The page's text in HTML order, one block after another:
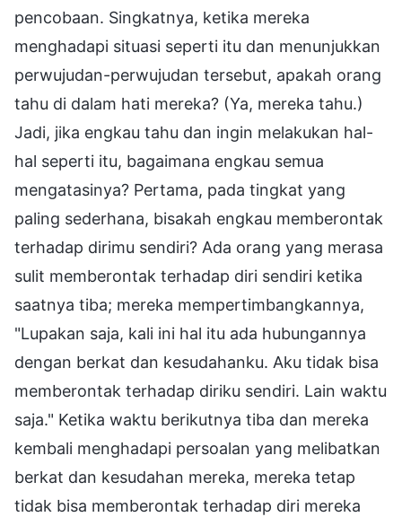
pencobaan. Singkatnya, ketika mereka
menghadapi situasi seperti itu dan menunjukkan
perwujudan-perwujudan tersebut, apakah orang
tahu di dalam hati mereka? (Ya, mereka tahu.)
Jadi, jika engkau tahu dan ingin melakukan hal-
hal seperti itu, bagaimana engkau semua
mengatasinya? Pertama, pada tingkat yang
paling sederhana, bisakah engkau memberontak
terhadap dirimu sendiri? Ada orang yang merasa
sulit memberontak terhadap diri sendiri ketika
saatnya tiba; mereka mempertimbangkannya,
"Lupakan saja, kali ini hal itu ada hubungannya
dengan berkat dan kesudahanku. Aku tidak bisa
memberontak terhadap diriku sendiri. Lain waktu
saja." Ketika waktu berikutnya tiba dan mereka
kembali menghadapi persoalan yang melibatkan
berkat dan kesudahan mereka, mereka tetap
tidak bisa memberontak terhadap diri mereka